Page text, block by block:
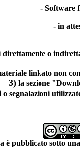
- Software
- in
o
linkato non
3) la sezione
o segnalazioni
è pubblicato sotto una